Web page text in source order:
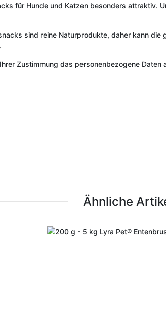
für Hunde und Katzen besonders attraktiv.
sind reine Naturprodukte, daher kann
Zustimmung das personenbezogene
Ähnliche